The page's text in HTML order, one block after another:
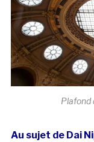
Plafond
Au sujet de Dai